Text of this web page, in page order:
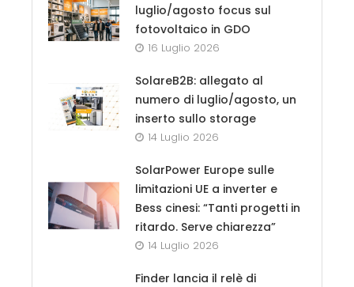
luglio/agosto focus sul
fotovoltaico in GDO
16 Luglio 2026
SolareB2B: allegato al
numero di luglio/agosto, un
inserto sullo storage
14 Luglio 2026
SolarPower Europe sulle
limitazioni UE a inverter e
Bess cinesi: “Tanti progetti in
ritardo. Serve chiarezza”
14 Luglio 2026
Finder lancia il relè di